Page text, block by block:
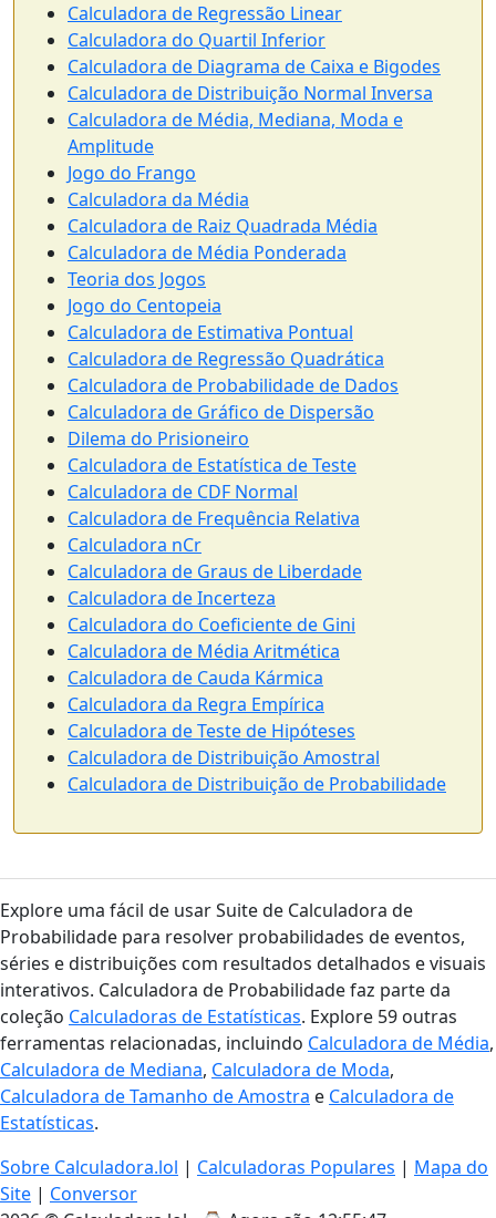
Calculadora de Regressão Linear
Calculadora do Quartil Inferior
Calculadora de Diagrama de Caixa e Bigodes
Calculadora de Distribuição Normal Inversa
Calculadora de Média, Mediana, Moda e
Amplitude
Jogo do Frango
Calculadora da Média
Calculadora de Raiz Quadrada Média
Calculadora de Média Ponderada
Teoria dos Jogos
Jogo do Centopeia
Calculadora de Estimativa Pontual
Calculadora de Regressão Quadrática
Calculadora de Probabilidade de Dados
Calculadora de Gráfico de Dispersão
Dilema do Prisioneiro
Calculadora de Estatística de Teste
Calculadora de CDF Normal
Calculadora de Frequência Relativa
Calculadora nCr
Calculadora de Graus de Liberdade
Calculadora de Incerteza
Calculadora do Coeficiente de Gini
Calculadora de Média Aritmética
Calculadora de Cauda Kármica
Calculadora da Regra Empírica
Calculadora de Teste de Hipóteses
Calculadora de Distribuição Amostral
Calculadora de Distribuição de Probabilidade
Explore uma fácil de usar Suite de Calculadora de
Probabilidade para resolver probabilidades de eventos,
séries e distribuições com resultados detalhados e visuais
interativos. Calculadora de Probabilidade faz parte da
coleção Calculadoras de Estatísticas. Explore 59 outras
ferramentas relacionadas, incluindo Calculadora de Média,
Calculadora de Mediana, Calculadora de Moda,
Calculadora de Tamanho de Amostra e Calculadora de
Estatísticas.
Sobre Calculadora.lol | Calculadoras Populares | Mapa do
Site | Conversor